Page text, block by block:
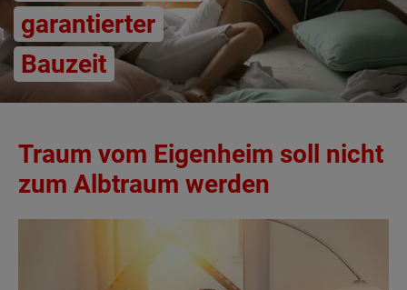
garantierter
Bauzeit
Traum vom Eigenheim soll nicht
zum Albtraum werden